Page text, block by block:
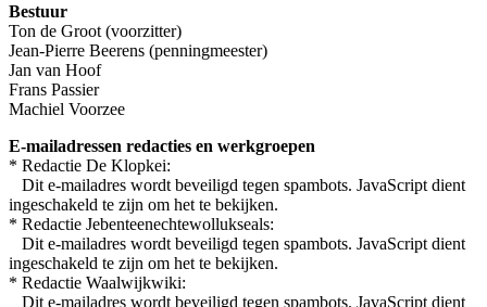
Bestuur
Ton de Groot (voorzitter)
Jean-Pierre Beerens (penningmeester)
Jan van Hoof
Frans Passier
Machiel Voorzee
E-mailadressen redacties en werkgroepen
* Redactie De Klopkei:
Dit e-mailadres wordt beveiligd tegen spambots. JavaScript dient
ingeschakeld te zijn om het te bekijken.
* Redactie Jebenteenechtewollukseals:
Dit e-mailadres wordt beveiligd tegen spambots. JavaScript dient
ingeschakeld te zijn om het te bekijken.
* Redactie Waalwijkwiki:
Dit e-mailadres wordt beveiligd tegen spambots. JavaScript dient